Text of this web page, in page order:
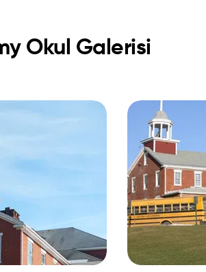
Okul Galerisi